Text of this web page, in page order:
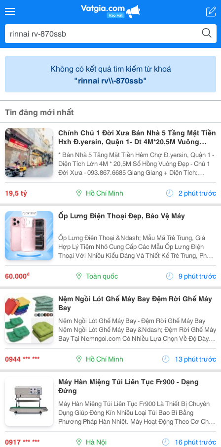
Không có kết quả tìm kiếm từ khoá
"rinnai rv\\-870ssb"
Tin đăng mới nhất
Chính Chủ 1 Đời Xưa Bán Nhà 5 Tầng Mặt Tiền
Hxh Đ.yersin, Quận 1- Dt 4M*20,5M Vuông
Đẹp- Giá Tốt Chỉ 19,5T- Nh Định Giá 19T- Khai
Thác Dòng
* Bán Nhà 5 Tầng Mặt Tiền Hẻm Chợ Đ.yersin, Quận 1 -
Diện Tích Lớn 4M * 20,5M Sổ Hồng Vuông Đẹp - Chủ 1
Đời Xưa - 093.867.6685 Giang Giang + Diện Tích:
80M2. + Kết Cấu: 5 Tầng Btct - 6Pn - 6 Wc. + Ngay Chợ
Bến Thành &Amp; Chợ Dân Sinh - Khu Vực...
19,5 tỷ Hồ Chí Minh 2 phút trước
Ốp Lưng Điện Thoại Đẹp, Bảo Vệ Máy
Ốp Lưng Điện Thoại &Ndash; Mẫu Mã Trẻ Trung, Giá
Hợp Lý Tiệm Nhỏ Cung Cấp Các Mẫu Ốp Lưng Điện
Thoại Với Nhiều Kiểu Dáng Và Thiết Kế Trẻ Trung, Phù
Hợp Với Học Sinh, Sinh Viên Và Người Dùng Yêu Thích
Phụ Kiện Điện Thoại. Ốp Được Thiết Kế Vừa Vặn...
60.000₫ Toàn quốc 9 phút trước
Nệm Ngồi Lót Ghế Máy Bay Đệm Rời Ghế Máy
Bay
Nệm Ngồi Lót Ghế Máy Bay - Đệm Rời Ghế Máy Bay
Nệm Ngồi Lót Ghế Máy Bay &Ndash; Đệm Rời Ghế Máy
Bay Tại Nemngoi.com Có Nhiều Lựa Chọn Về Độ Dày,
Ruột Nệm, Chất Liệu Vỏ Và Kích Thước Để Đáp Ứng
Nhu Cầu Người Mua. Sản Phẩm Đang Có Khuyến Mãi,
Ưu Đãi...
0944 *** *** Hồ Chí Minh 13 phút trước
Máy Hàn Miệng Túi Liên Tục Fr900 - Dạng
Đứng
Máy Hàn Miệng Túi Liên Tục Fr900 Là Thiết Bị Chuyên
Dụng Giúp Đóng Kín Nhiều Loại Túi Bao Bì Bằng
Phương Pháp Hàn Nhiệt. Máy Hoạt Động Theo Cơ Chế
Liên Tục, Hỗ Trợ Tăng Tốc Độ Đóng Gói Và Tạo Đường
Hàn Đều Trên Từng Sản Phẩm. Đây Là Lựa Chọn Phù
0917 *** *** Hà Nội 16 phút trước